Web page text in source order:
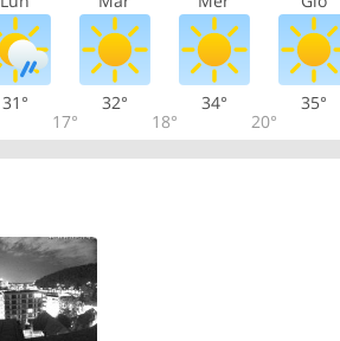
31°
17°
32°
18°
34°
20°
35°